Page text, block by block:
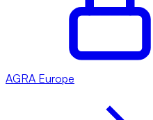
AGRA Europe